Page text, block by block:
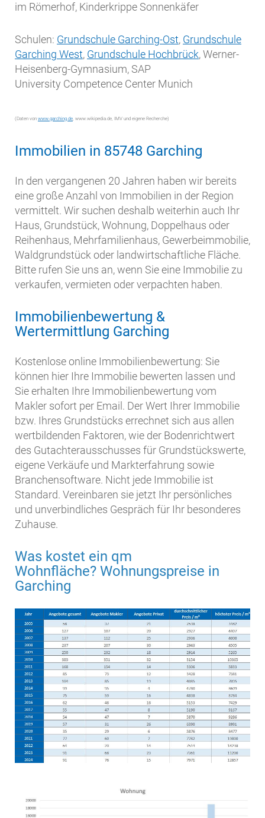
im Römerhof, Kinderkrippe Sonnenkäfer
Schulen: Grundschule Garching-Ost, Grundschule
Garching West, Grundschule Hochbrück, Werner-
Heisenberg-Gymnasium, SAP
University Competence Center Munich
(Daten von www.garching.de, www.wikipedia.de, IMV und eigene Recherche)
Immobilien in 85748 Garching
In den vergangenen 20 Jahren haben wir bereits
eine große Anzahl von Immobilien in der Region
vermittelt. Wir suchen deshalb weiterhin auch Ihr
Haus, Grundstück, Wohnung, Doppelhaus oder
Reihenhaus, Mehrfamilienhaus, Gewerbeimmobilie,
Waldgrundstück oder landwirtschaftliche Fläche.
Bitte rufen Sie uns an, wenn Sie eine Immobilie zu
verkaufen, vermieten oder verpachten haben.
Immobilienbewertung &
Wertermittlung Garching
Kostenlose online Immobilienbewertung: Sie
können hier Ihre Immobilie bewerten lassen und
Sie erhalten Ihre Immobilienbewertung vom
Makler sofort per Email. Der Wert Ihrer Immobilie
bzw. Ihres Grundstücks errechnet sich aus allen
wertbildenden Faktoren, wie der Bodenrichtwert
des Gutachterausschusses für Grundstückswerte,
eigene Verkäufe und Markterfahrung sowie
Branchensoftware. Nicht jede Immobilie ist
Standard. Vereinbaren sie jetzt Ihr persönliches
und unverbindliches Gespräch für Ihr besonderes
Zuhause.
Was kostet ein qm
Wohnfläche? Wohnungspreise in
Garching